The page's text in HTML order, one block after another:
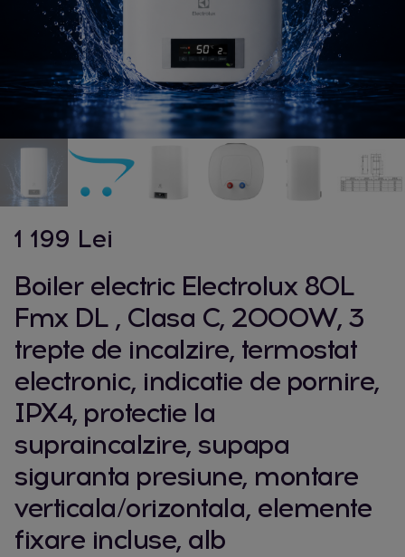
1 199 Lei
Boiler electric Electrolux 80L
Fmx DL , Clasa C, 2000W, 3
trepte de incalzire, termostat
electronic, indicatie de pornire,
IPX4, protectie la
supraincalzire, supapa
siguranta presiune, montare
verticala/orizontala, elemente
fixare incluse, alb